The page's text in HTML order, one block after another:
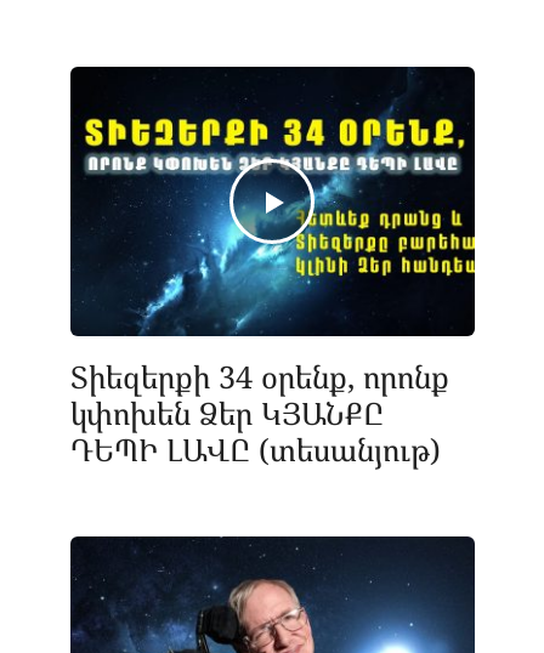
Տիեզերքի 34 օրենք, որոնք
կփոխեն Ձեր ԿՅԱՆՔԸ
ԴԵՊԻ ԼԱՎԸ (տեսանյութ)